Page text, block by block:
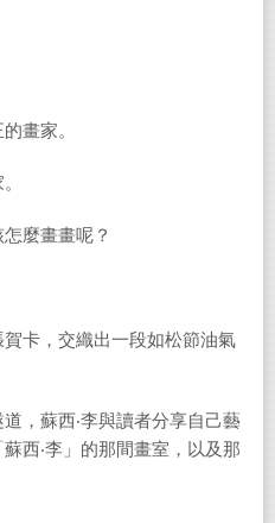
畫家。
麼畫畫呢？
卡，交織出一段如松節油氣
，蘇西‧李與讀者分享自己藝
西‧李」的那間畫室，以及那